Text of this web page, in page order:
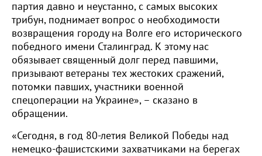
партия давно и неустанно, с самых высоких
трибун, поднимает вопрос о необходимости
возвращения городу на Волге его исторического
победного имени Сталинград. К этому нас
обязывает священный долг перед павшими,
призывают ветераны тех жестоких сражений,
потомки павших, участники военной
спецоперации на Украине», – сказано в
обращении.
«Сегодня, в год 80-летия Великой Победы над
немецко-фашистскими захватчиками на берегах